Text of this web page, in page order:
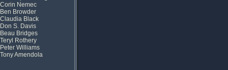
Corin Nemec
Ben Browder
Claudia Black
Don S. Davis
Beau Bridges
Teryl Rothery
Peter Williams
Tony Amendola